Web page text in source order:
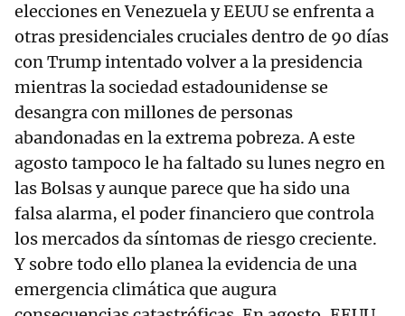
elecciones en Venezuela y EEUU se enfrenta a
otras presidenciales cruciales dentro de 90 días
con Trump intentado volver a la presidencia
mientras la sociedad estadounidense se
desangra con millones de personas
abandonadas en la extrema pobreza. A este
agosto tampoco le ha faltado su lunes negro en
las Bolsas y aunque parece que ha sido una
falsa alarma, el poder financiero que controla
los mercados da síntomas de riesgo creciente.
Y sobre todo ello planea la evidencia de una
emergencia climática que augura